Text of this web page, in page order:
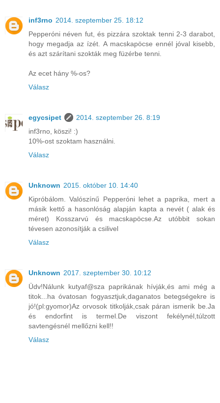
inf3rno 2014. szeptember 25. 18:12
Pepperóni néven fut, és pizzára szoktak tenni 2-3 darabot,
hogy megadja az ízét. A macskapöcse ennél jóval kisebb,
és azt szárítani szokták meg füzérbe tenni.
Az ecet hány %-os?
Válasz
egycsipet
2014. szeptember 26. 8:19
inf3rno, köszi! :)
10%-ost szoktam használni.
Válasz
Unknown 2015. október 10. 14:40
Kipróbálom. Valószínű Pepperóni lehet a paprika, mert a
másik kettő a hasonlóság alapján kapta a nevét ( alak és
méret) Kosszarvú és macskapöcse.Az utóbbit sokan
tévesen azonosítják a csilivel
Válasz
Unknown 2017. szeptember 30. 10:12
Üdv!Nálunk kutyaf@sza paprikának hívják,és ami még a
titok...ha óvatosan fogyasztjuk,daganatos betegségekre is
jó!(pl:gyomor)Az orvosok titkolják,csak páran ismerik be.Ja
és endorfint is termel.De viszont fekélynél,túlzott
savtengésnél mellőzni kell!!
Válasz